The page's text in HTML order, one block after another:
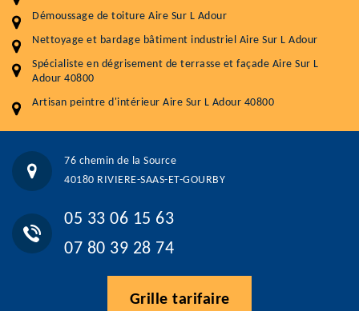
Démoussage de toiture Aire Sur L Adour
Nettoyage et bardage bâtiment industriel Aire Sur L Adour
Spécialiste en dégrisement de terrasse et façade Aire Sur L
Adour 40800
Artisan peintre d'intérieur Aire Sur L Adour 40800
76 chemin de la Source
40180 RIVIERE-SAAS-ET-GOURBY
05 33 06 15 63
07 80 39 28 74
Grille tarifaire
Traitement hydrofuge toiture
Artisant local recommander
76 chemin de la Source 40180 RIVIERE-SAAS-ET-GOURBY